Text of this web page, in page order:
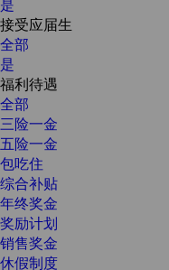
是
接受应届生
全部
是
福利待遇
全部
三险一金
五险一金
包吃住
综合补贴
年终奖金
奖励计划
销售奖金
休假制度